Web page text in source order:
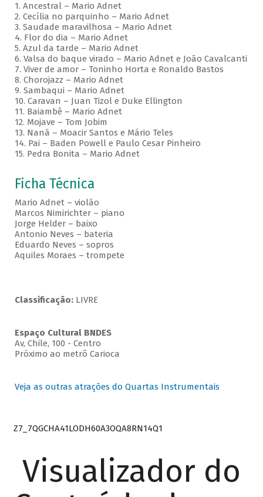
1. Ancestral – Mario Adnet
2. Cecília no parquinho – Mario Adnet
3. Saudade maravilhosa – Mario Adnet
4. Flor do dia – Mario Adnet
5. Azul da tarde – Mario Adnet
6. Valsa do baque virado – Mario Adnet e João Cavalcanti
7. Viver de amor – Toninho Horta e Ronaldo Bastos
8. Chorojazz – Mario Adnet
9. Sambaqui – Mario Adnet
10. Caravan – Juan Tizol e Duke Ellington
11. Baiambê – Mario Adnet
12. Mojave – Tom Jobim
13. Nanã – Moacir Santos e Mário Teles
14. Pai – Baden Powell e Paulo Cesar Pinheiro
15. Pedra Bonita – Mario Adnet
Ficha Técnica
Mario Adnet – violão
Marcos Nimirichter – piano
Jorge Helder – baixo
Antonio Neves – bateria
Eduardo Neves – sopros
Aquiles Moraes – trompete
Classificação: LIVRE
Espaço Cultural BNDES
Av, Chile, 100 - Centro
Próximo ao metrô Carioca
Veja as outras atrações do Quartas Instrumentais
Z7_7QGCHA41LODH60A3OQA8RN14Q1
Visualizador do